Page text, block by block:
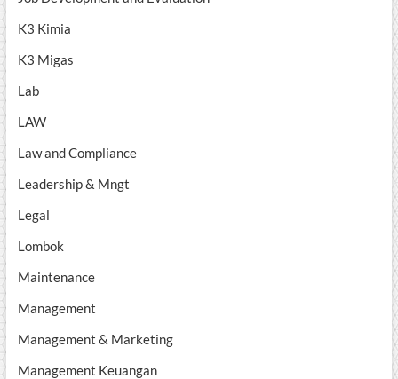
K3 Kimia
K3 Migas
Lab
LAW
Law and Compliance
Leadership & Mngt
Legal
Lombok
Maintenance
Management
Management & Marketing
Management Keuangan